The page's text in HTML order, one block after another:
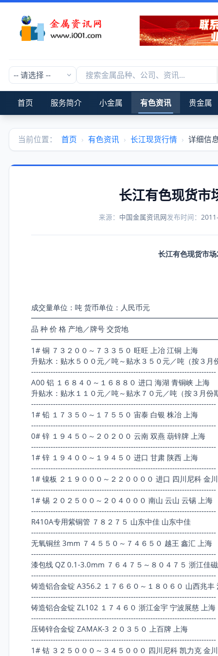
首页 服务简介 小金属 有色资讯 贵金属
当前位置： 首页 › 有色资讯 › 长江现货行情 › 详细信
长江有色现货市
来源： 中国金属资讯网发布时间：
长江有色现货市
成交量单位：吨 货币单位：人民币元
品 种 价 格 产地／牌号 交货地
1# 铜 ７３２００～７３３５０ 旺旺 上冶 江铜 上海
升贴水：贴水５００元／吨～贴水３５０元／吨（按３月
----------------------------------------------------------------------------
A00 铝 １６８４０～１６８８０ 进口 海湖 青铜峡 上海
升贴水：贴水１１０元／吨～贴水７０元／吨（按３月份
----------------------------------------------------------------------------
1# 铅 １７３５０～１７５５０ 宙泰 白银 株冶 上海
----------------------------------------------------------------------------
0# 锌 １９４５０～２０２００ 云南 双燕 葫锌牌 上海
----------------------------------------------------------------------------
1# 锌 １９４００～１９４５０ 进口 甘肃 陕西 上海
----------------------------------------------------------------------------
1# 镍板 ２１９０００～２２００００ 进口 四川尼科 金
----------------------------------------------------------------------------
1# 锡 ２０２５００～２０４０００ 南山 云山 云锡 上海
----------------------------------------------------------------------------
R410A专用紫铜管 ７８２７５ 山东中佳 山东中佳
----------------------------------------------------------------------------
无氧铜丝 3mm ７４５５０～７４６５０ 越王 鑫汇 上海
----------------------------------------------------------------------------
漆包线 QZ 0.1-3.0mm ７６４７５～８０４７５ 浙江佳
----------------------------------------------------------------------------
铸造铝合金锭 A356.2 １７６６０～１８０６０ 山西兆丰
----------------------------------------------------------------------------
铸造铝合金锭 ZL102 １７４６０ 浙江金宇 宁波展慈 上海
----------------------------------------------------------------------------
压铸锌合金锭 ZAMAK-3 ２０３５０ 上百牌 上海
----------------------------------------------------------------------------
1# 钴 ３２５０００～３４５０００ 四川尼科 凯力克 金